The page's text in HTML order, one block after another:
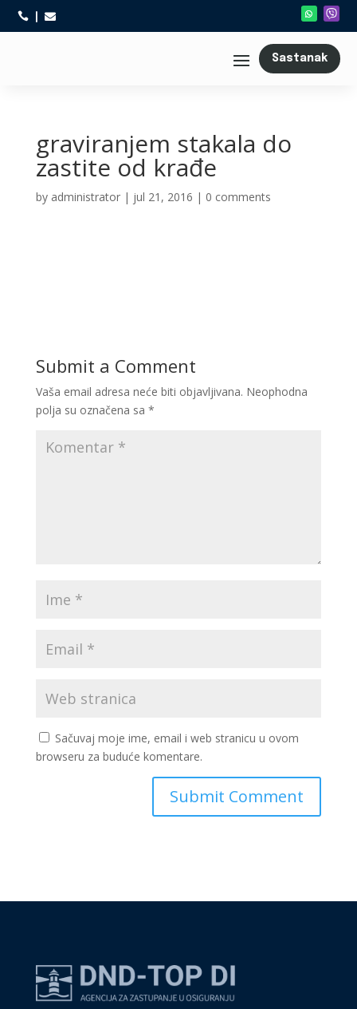
 
Sastanak
graviranjem stakala do
zastite od krađe
by administrator| jul 21, 2016 | 0 comments
Submit a Comment
Vaša email adresa neće biti objavljivana. Neophodna
polja su označena sa *
Sačuvaj moje ime, email i web stranicu u ovom
browseru za buduće komentare.